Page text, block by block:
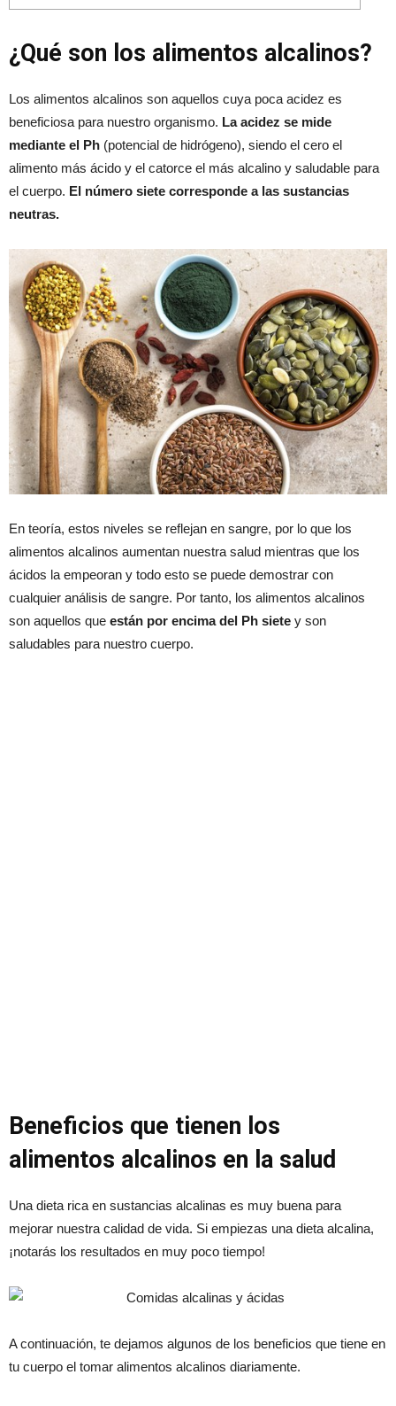
¿Qué son los alimentos alcalinos?
Los alimentos alcalinos son aquellos cuya poca acidez es
beneficiosa para nuestro organismo. La acidez se mide
mediante el Ph (potencial de hidrógeno), siendo el cero el
alimento más ácido y el catorce el más alcalino y saludable para
el cuerpo. El número siete corresponde a las sustancias
neutras.
En teoría, estos niveles se reflejan en sangre, por lo que los
alimentos alcalinos aumentan nuestra salud mientras que los
ácidos la empeoran y todo esto se puede demostrar con
cualquier análisis de sangre. Por tanto, los alimentos alcalinos
son aquellos que están por encima del Ph siete y son
saludables para nuestro cuerpo.
Beneficios que tienen los
alimentos alcalinos en la salud
Una dieta rica en sustancias alcalinas es muy buena para
mejorar nuestra calidad de vida. Si empiezas una dieta alcalina,
¡notarás los resultados en muy poco tiempo!
A continuación, te dejamos algunos de los beneficios que tiene en
tu cuerpo el tomar alimentos alcalinos diariamente.